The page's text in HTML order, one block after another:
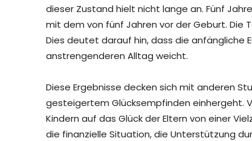
dieser Zustand hielt nicht lange an. Fünf
mit dem von fünf Jahren vor der Geburt. Die
Dies deutet darauf hin, dass die anfängliche
anstrengenderen Alltag weicht.
Diese Ergebnisse decken sich mit anderen
gesteigertem Glücksempfinden einhergeht.
Kindern auf das Glück der Eltern von einer
die finanzielle Situation, die Unterstützung